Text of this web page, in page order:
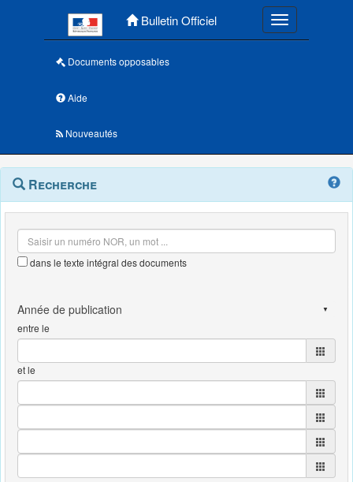
Bulletin Officiel Toggle
Documents opposables
Aide
Nouveautés
Navigation
outils
Menu
contextuel
Recherche
dans le texte intégral des documents
entre le
et le